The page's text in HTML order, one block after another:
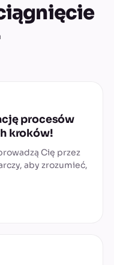
procesów
kroków!
Cię przez
aby zrozumieć,